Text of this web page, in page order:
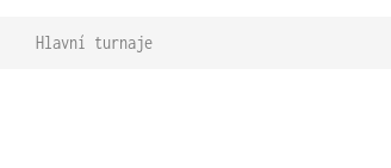
Hlavní turnaje